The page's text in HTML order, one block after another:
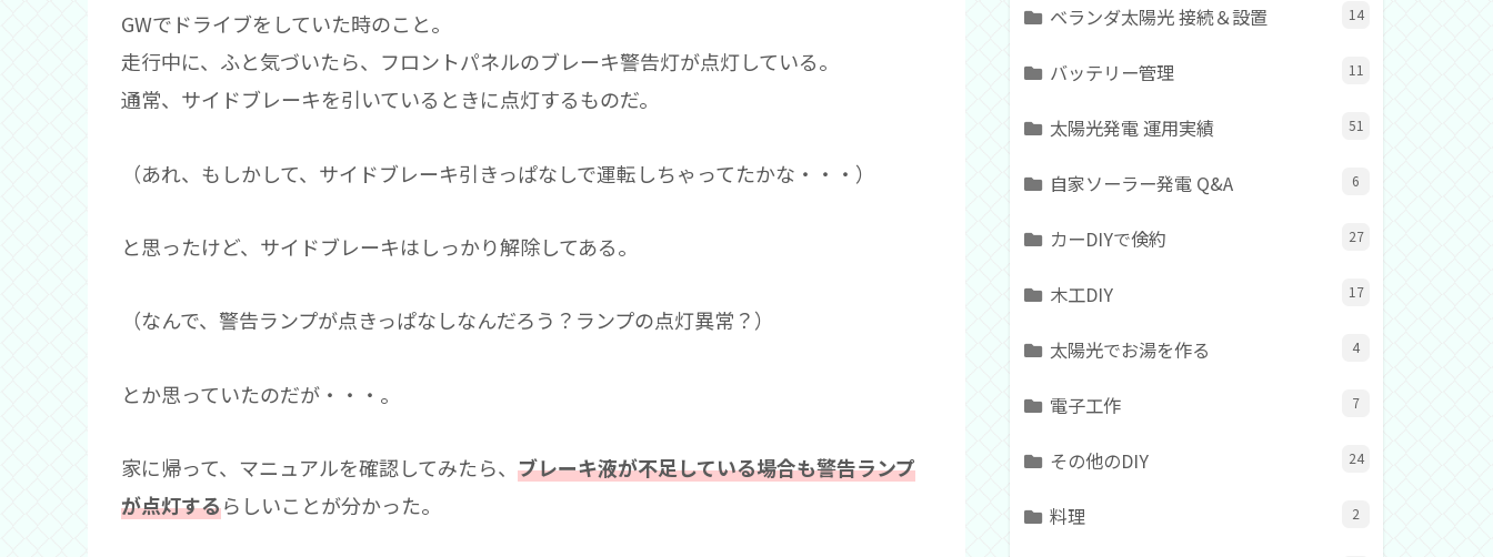
GWでドライブをしていた時のこと。
走行中に、ふと気づいたら、フロントパネルのブレーキ警告灯が点灯している。
通常、サイドブレーキを引いているときに点灯するものだ。
（あれ、もしかして、サイドブレーキ引きっぱなしで運転しちゃってたかな・・・）
と思ったけど、サイドブレーキはしっかり解除してある。
（なんで、警告ランプが点きっぱなしなんだろう？ランプの点灯異常？）
とか思っていたのだが・・・。
家に帰って、マニュアルを確認してみたら、 ブレーキ液が不足している場合も警告ランプ
が点灯するらしいことが分かった。
ベランダ太陽光 接続＆設置 14
バッテリー管理 11
太陽光発電 運用実績 51
自家ソーラー発電 Q&A 6
カーDIYで倹約 27
木工DIY 17
太陽光でお湯を作る 4
電子工作 7
その他のDIY 24
料理 2